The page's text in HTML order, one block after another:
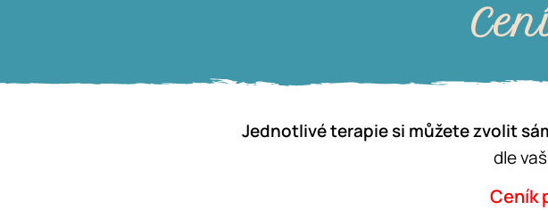
Jednotlivé terapie si můžete zvolit
dle
Ceník